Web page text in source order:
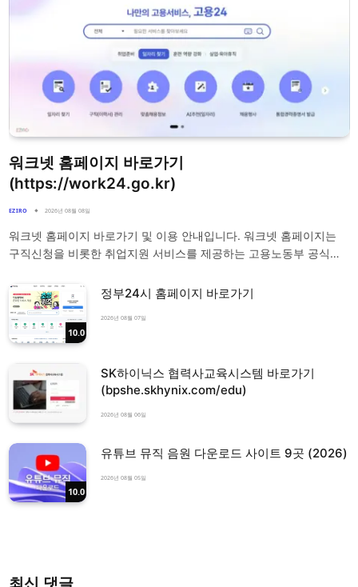
워크넷 홈페이지 바로가기
(https://work24.go.kr)
EZIRO 2026년 08월 08일
워크넷 홈페이지 바로가기 및 이용 안내입니다. 워크넷 홈페이지는
구직신청을 비롯한 취업지원 서비스를 제공하는 고용노동부 공식…
10.0
정부24시 홈페이지 바로가기
2026년 08월 07일
SK하이닉스 협력사교육시스템 바로가기
(bpshe.skhynix.com/edu)
2026년 08월 06일
10.0
유튜브 뮤직 음원 다운로드 사이트 9곳 (2026)
2026년 08월 05일